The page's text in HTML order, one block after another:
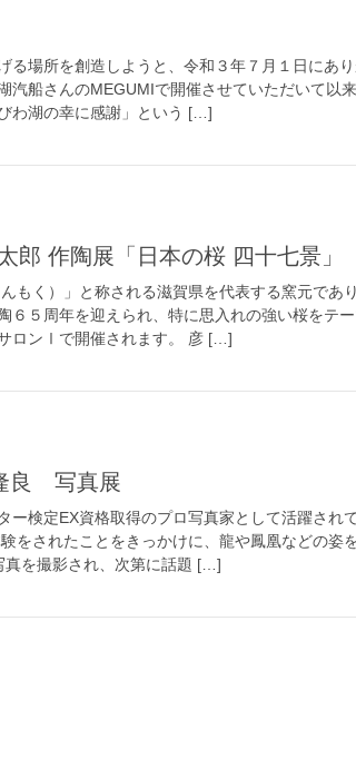
る場所を創造しようと、令和３年７月１日にあ
汽船さんのMEGUMIで開催させていただいて以
わ湖の幸に感謝」という […]
太郎 作陶展「日本の桜 四十七景」
もく）」と称される滋賀県を代表する窯元であ
６５周年を迎えられ、特に思入れの強い桜をテ
ロンⅠで開催されます。 彦 […]
良 写真展
ー検定EX資格取得のプロ写真家として活躍され
をされたことをきっかけに、龍や鳳凰などの姿
真を撮影され、次第に話題 […]